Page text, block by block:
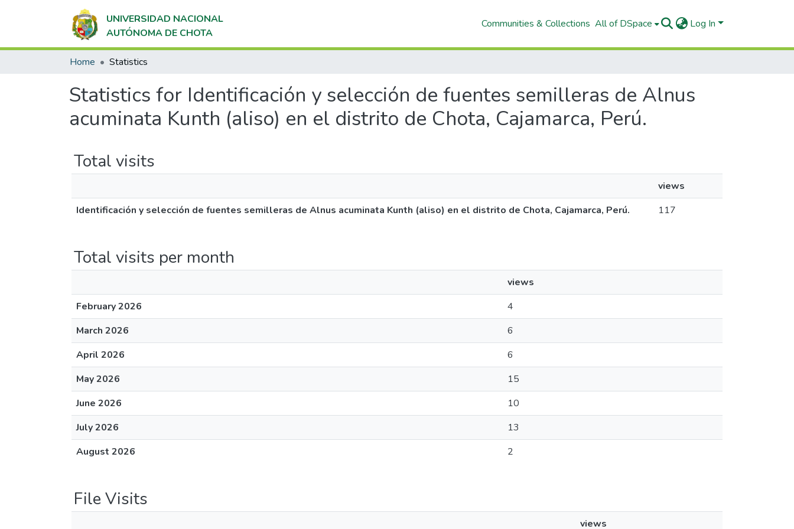
UNIVERSIDAD NACIONAL
AUTÓNOMA DE CHOTA
Communities & Collections All of DSpace Log In
Home Statistics
Statistics for Identificación y selección de fuentes semilleras de Alnus
acuminata Kunth (aliso) en el distrito de Chota, Cajamarca, Perú.
Total visits
views
Identificación y selección de fuentes semilleras de Alnus acuminata Kunth (aliso) en el distrito de Chota, Cajamarca, Perú.
117
Total visits per month
views
February 2026
4
March 2026
6
April 2026
6
May 2026
15
June 2026
10
July 2026
13
August 2026
2
File Visits
views